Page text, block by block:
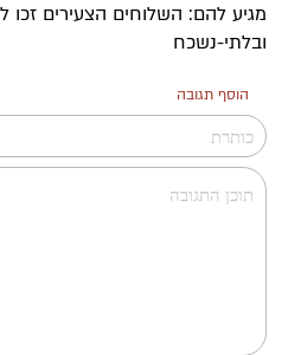
מגיע להם: השלוחים הצעירים זכו
ובלתי-נשכח
הוסף תגובה